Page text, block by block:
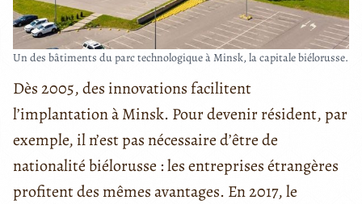
Un des bâtiments du parc technologique à Minsk, la capitale biélorusse.
Dès 2005, des innovations facilitent
l’implantation à Minsk. Pour devenir résident, par
exemple, il n’est pas nécessaire d’être de
nationalité biélorusse : les entreprises étrangères
profitent des mêmes avantages. En 2017, le